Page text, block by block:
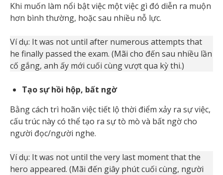
Khi muốn làm nổi bật việc một việc gì đó diễn ra muộn
hơn bình thường, hoặc sau nhiều nỗ lực.
Ví dụ: It was not until after numerous attempts that
he finally passed the exam. (Mãi cho đến sau nhiều lần
cố gắng, anh ấy mới cuối cùng vượt qua kỳ thi.)
Tạo sự hồi hộp, bất ngờ
Bằng cách trì hoãn việc tiết lộ thời điểm xảy ra sự việc,
cấu trúc này có thể tạo ra sự tò mò và bất ngờ cho
người đọc/người nghe.
Ví dụ: It was not until the very last moment that the
hero appeared. (Mãi đến giây phút cuối cùng, người